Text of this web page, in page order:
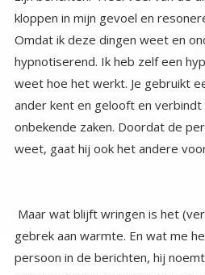
kloppen in mijn gevoel en
Omdat ik deze dingen weet en
hypnotiserend. Ik heb zelf een
weet hoe het werkt. Je gebruikt
ander kent en gelooft en
onbekende zaken. Doordat de
weet, gaat hij ook het andere
Maar wat blijft wringen is het
gebrek aan warmte. En wat me
persoon in de berichten, hij noemt
ook, maar de verwijzingen naar
kent zijn overduidelijk, en hij
beneden. Dat raakt me en dan lees
her en der dingen die mensen
en weggezet als het duister dienend.
en zie hoe er dingen in staan die
ik voel me nog meer onzeker
ik niet goed bezig, ben ik in de val
verkeerde licht? Het stopt niet, en
onzeker van dat ik mijn boek laat